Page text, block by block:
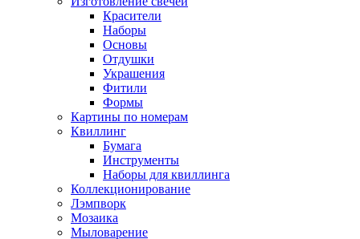
Красители
Наборы
Основы
Отдушки
Украшения
Фитили
Формы
Картины по номерам
Квиллинг
Бумага
Инструменты
Наборы для квиллинга
Коллекционирование
Лэмпворк
Мозаика
Мыловарение